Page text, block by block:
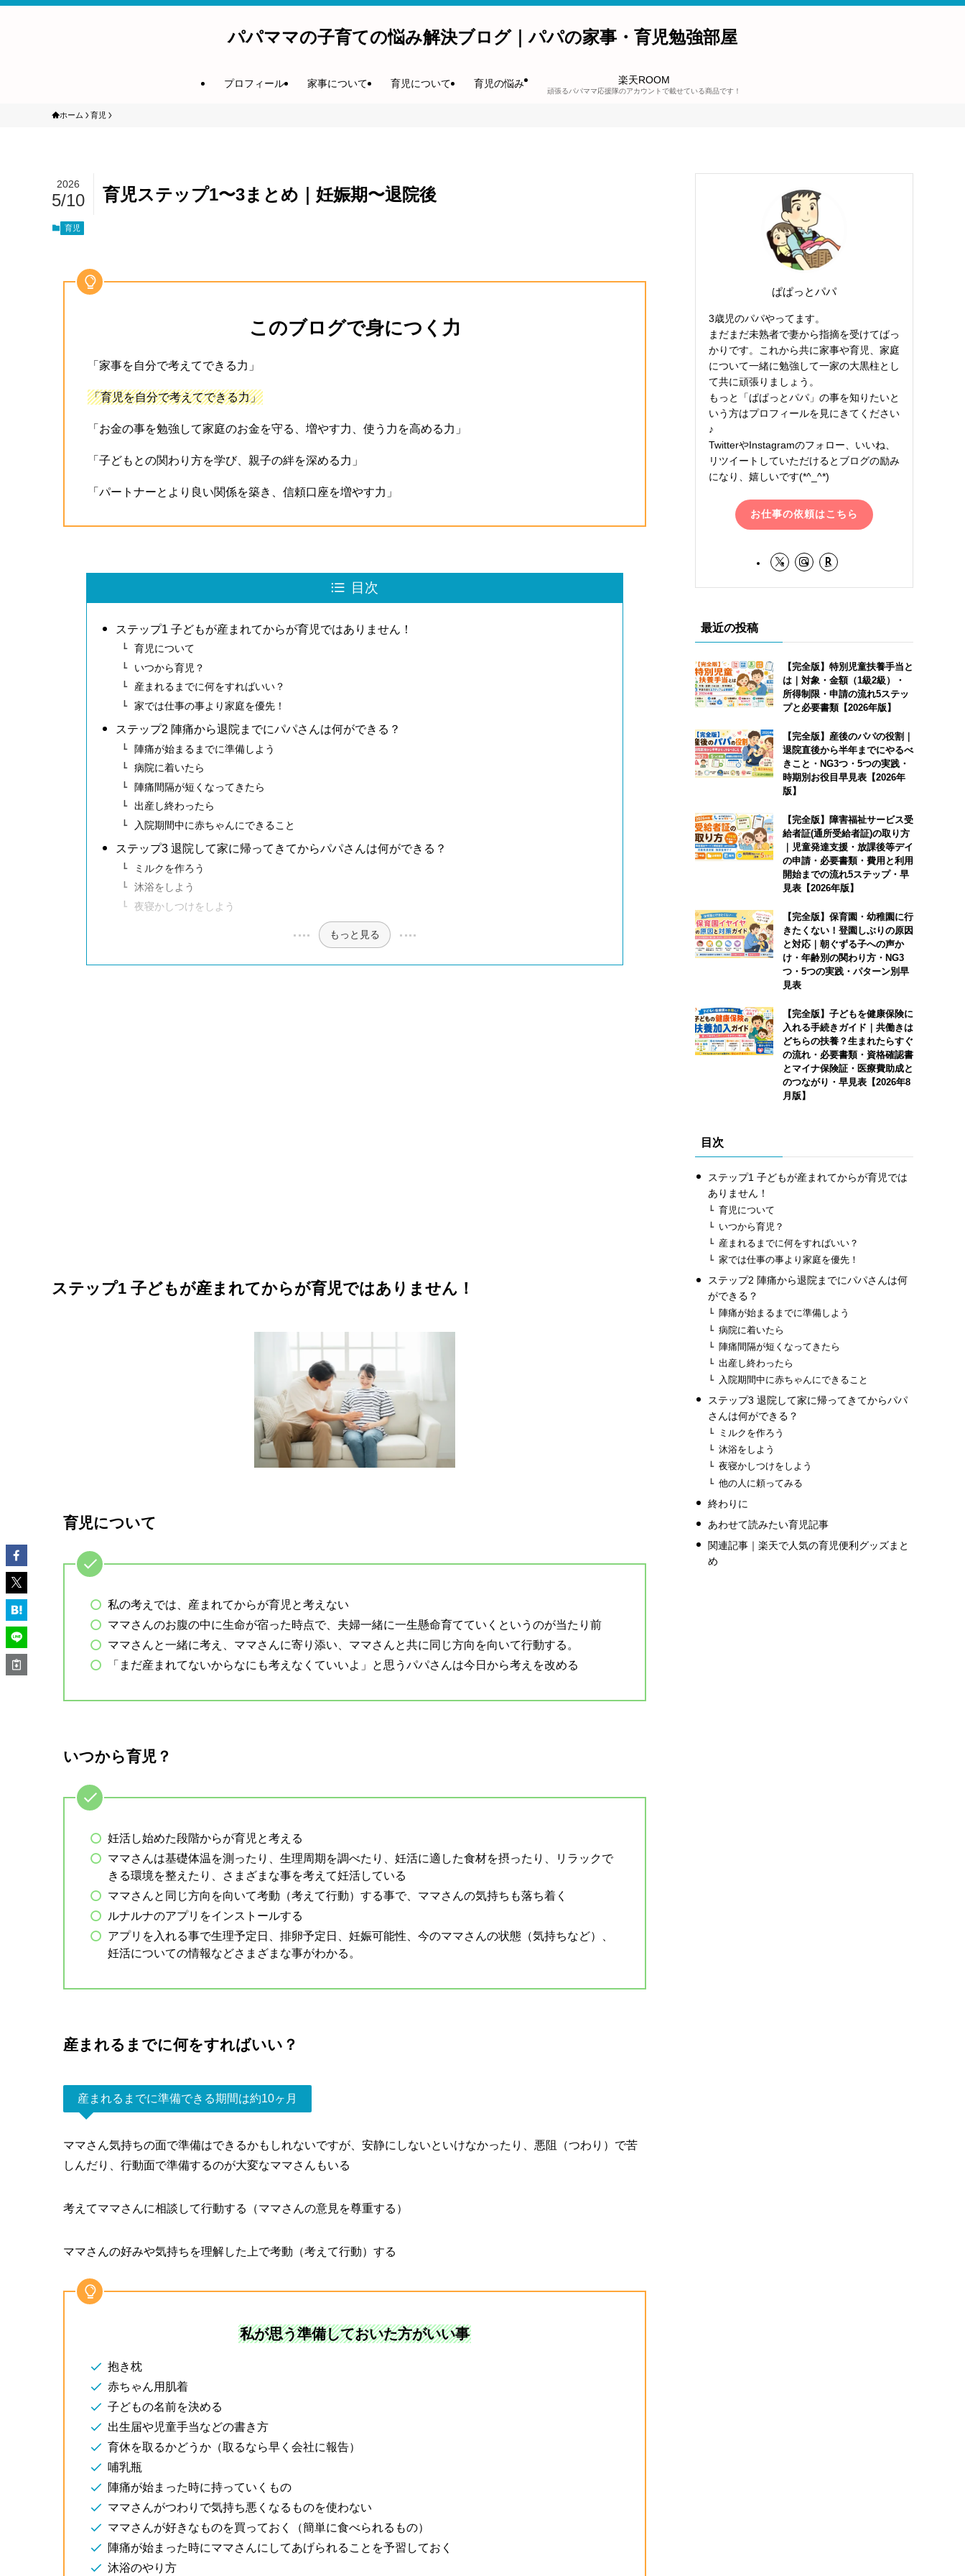
パパママの子育ての悩み解決ブログ｜パパの家事・育児勉強部屋
プロフィール 家事について 育児について 育児の悩み 楽天ROOM
頑張るパパママ応援隊のアカウントで載せている商品です！
ホーム 育児
育児ステップ1〜3まとめ｜妊娠期〜退院後
2026
5/10
育児
このブログで身につく力
「家事を自分で考えてできる力」
「育児を自分で考えてできる力」
「お金の事を勉強して家庭のお金を守る、増やす力、使う力を高める力」
「子どもとの関わり方を学び、親子の絆を深める力」
「パートナーとより良い関係を築き、信頼口座を増やす力」
目次
ステップ1 子どもが産まれてからが育児ではありません！
育児について
いつから育児？
産まれるまでに何をすればいい？
家では仕事の事より家庭を優先！
ステップ2 陣痛から退院までにパパさんは何ができる？
陣痛が始まるまでに準備しよう
病院に着いたら
陣痛間隔が短くなってきたら
出産し終わったら
入院期間中に赤ちゃんにできること
ステップ3 退院して家に帰ってきてからパパさんは何ができる？
ミルクを作ろう
沐浴をしよう
夜寝かしつけをしよう
もっと見る
ステップ1 子どもが産まれてからが育児ではありません！
育児について
私の考えでは、産まれてからが育児と考えない
ママさんのお腹の中に生命が宿った時点で、夫婦一緒に一生懸命育てていくというのが当たり前
ママさんと一緒に考え、ママさんに寄り添い、ママさんと共に同じ方向を向いて行動する。
「まだ産まれてないからなにも考えなくていいよ」と思うパパさんは今日から考えを改める
いつから育児？
妊活し始めた段階からが育児と考える
ママさんは基礎体温を測ったり、生理周期を調べたり、妊活に適した食材を摂ったり、リラックで
きる環境を整えたり、さまざまな事を考えて妊活している
ママさんと同じ方向を向いて考動（考えて行動）する事で、ママさんの気持ちも落ち着く
ルナルナのアプリをインストールする
アプリを入れる事で生理予定日、排卵予定日、妊娠可能性、今のママさんの状態（気持ちなど）、
妊活についての情報などさまざまな事がわかる。
産まれるまでに何をすればいい？
産まれるまでに準備できる期間は約10ヶ月
ママさん気持ちの面で準備はできるかもしれないですが、安静にしないといけなかったり、悪阻（つわり）で苦
しんだり、行動面で準備するのが大変なママさんもいる
考えてママさんに相談して行動する（ママさんの意見を尊重する）
ママさんの好みや気持ちを理解した上で考動（考えて行動）する
私が思う準備しておいた方がいい事
抱き枕
赤ちゃん用肌着
子どもの名前を決める
出生届や児童手当などの書き方
育休を取るかどうか（取るなら早く会社に報告）
哺乳瓶
陣痛が始まった時に持っていくもの
ママさんがつわりで気持ち悪くなるものを使わない
ママさんが好きなものを買っておく（簡単に食べられるもの）
陣痛が始まった時にママさんにしてあげられることを予習しておく
沐浴のやり方
ぱぱっとパパ
3歳児のパパやってます。
まだまだ未熟者で妻から指摘を受けてばっ
かりです。これから共に家事や育児、家庭
について一緒に勉強して一家の大黒柱とし
て共に頑張りましょう。
もっと「ぱぱっとパパ」の事を知りたいと
いう方はプロフィールを見にきてください
♪
TwitterやInstagramのフォロー、いいね、
リツイートしていただけるとブログの励み
になり、嬉しいです(*^_^*)
お仕事の依頼はこちら
最近の投稿
【完全版】特別児童扶養手当と
は｜対象・金額（1級2級）・
所得制限・申請の流れ5ステッ
プと必要書類【2026年版】
【完全版】産後のパパの役割｜
退院直後から半年までにやるべ
きこと・NG3つ・5つの実践・
時期別お役目早見表【2026年
版】
【完全版】障害福祉サービス受
給者証(通所受給者証)の取り方
｜児童発達支援・放課後等デイ
の申請・必要書類・費用と利用
開始までの流れ5ステップ・早
見表【2026年版】
【完全版】保育園・幼稚園に行
きたくない！登園しぶりの原因
と対応｜朝ぐずる子への声か
け・年齢別の関わり方・NG3
つ・5つの実践・パターン別早
見表
【完全版】子どもを健康保険に
入れる手続きガイド｜共働きは
どちらの扶養？生まれたらすぐ
の流れ・必要書類・資格確認書
とマイナ保険証・医療費助成と
のつながり・早見表【2026年8
月版】
目次
ステップ1 子どもが産まれてからが育児では
ありません！
育児について
いつから育児？
産まれるまでに何をすればいい？
家では仕事の事より家庭を優先！
ステップ2 陣痛から退院までにパパさんは何
ができる？
陣痛が始まるまでに準備しよう
病院に着いたら
陣痛間隔が短くなってきたら
出産し終わったら
入院期間中に赤ちゃんにできること
ステップ3 退院して家に帰ってきてからパパ
さんは何ができる？
ミルクを作ろう
沐浴をしよう
夜寝かしつけをしよう
他の人に頼ってみる
終わりに
あわせて読みたい育児記事
関連記事｜楽天で人気の育児便利グッズまと
め